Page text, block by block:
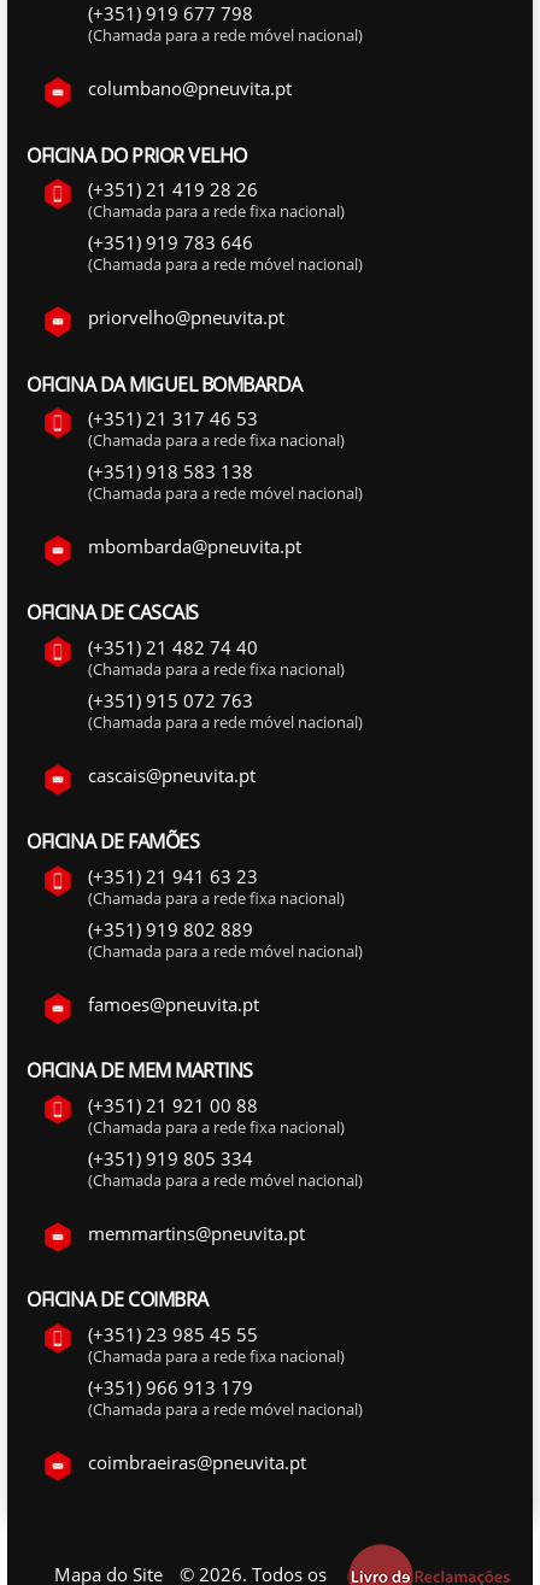
(+351) 919 677 798
(Chamada para a rede móvel nacional)
columbano@pneuvita.pt
OFICINA DO PRIOR VELHO
(+351) 21 419 28 26
(Chamada para a rede fixa nacional)
(+351) 919 783 646
(Chamada para a rede móvel nacional)
priorvelho@pneuvita.pt
OFICINA DA MIGUEL BOMBARDA
(+351) 21 317 46 53
(Chamada para a rede fixa nacional)
(+351) 918 583 138
(Chamada para a rede móvel nacional)
mbombarda@pneuvita.pt
OFICINA DE CASCAIS
(+351) 21 482 74 40
(Chamada para a rede fixa nacional)
(+351) 915 072 763
(Chamada para a rede móvel nacional)
cascais@pneuvita.pt
OFICINA DE FAMÕES
(+351) 21 941 63 23
(Chamada para a rede fixa nacional)
(+351) 919 802 889
(Chamada para a rede móvel nacional)
famoes@pneuvita.pt
OFICINA DE MEM MARTINS
(+351) 21 921 00 88
(Chamada para a rede fixa nacional)
(+351) 919 805 334
(Chamada para a rede móvel nacional)
memmartins@pneuvita.pt
OFICINA DE COIMBRA
(+351) 23 985 45 55
(Chamada para a rede fixa nacional)
(+351) 966 913 179
(Chamada para a rede móvel nacional)
coimbraeiras@pneuvita.pt
Mapa do Site © 2026. Todos os